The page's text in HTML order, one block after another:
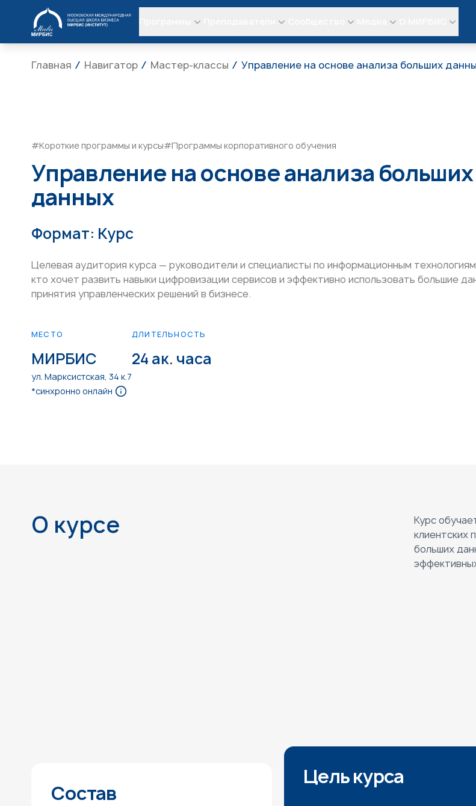
МИРБИС
Главная Навигатор Мастер-классы Управление на основе анализа больших
#Короткие программы и курсы#Программы корпоративного обучения
Управление на основе анализа больших
данных
Формат: Курс
Целевая аудитория курса — руководители и специалисты по информационным технологиям
кто хочет развить навыки цифровизации сервисов и эффективно использовать большие
принятия управленческих решений в бизнесе.
МЕСТО
МИРБИС
ул. Марксистская, 34 к.7
*синхронно онлайн
ДЛИТЕЛЬНОСТЬ
24 ак. часа
О курсе
Курс
клиентских
больших
Состав
Цель курса